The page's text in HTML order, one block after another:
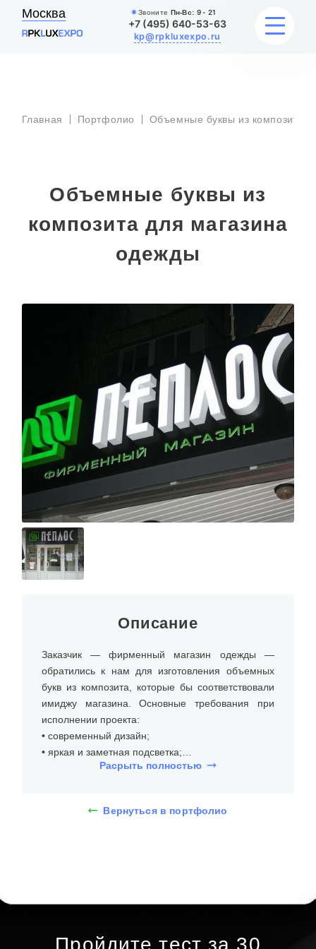
Москва Звоните Пн-Вс: 9 - 21
+7 (495) 640-53-63
kp@rpkluxexpo.ru
НАШИ РАБОТЫ
Главная Портфолио Объемные буквы из композита
Объемные буквы из
композита для магазина
одежды
Описание
Заказчик — фирменный магазин одежды —
обратились к нам для изготовления объемных
букв из композита, которые бы соответствовали
имиджу магазина. Основные требования при
исполнении проекта:
• современный дизайн;
• яркая и заметная подсветка;
• устойчивость к внешним повреждениям.
установки (на фасаде), бюджет и требования к
Расрыть полностью
Вернуться в портфолио